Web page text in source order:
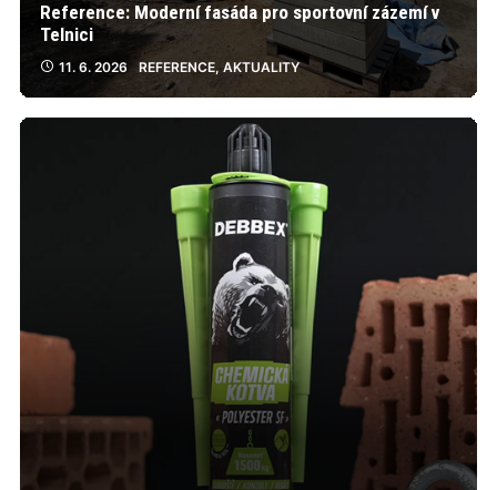
Reference: Moderní fasáda pro sportovní zázemí v
Telnici
11. 6. 2026 REFERENCE, AKTUALITY